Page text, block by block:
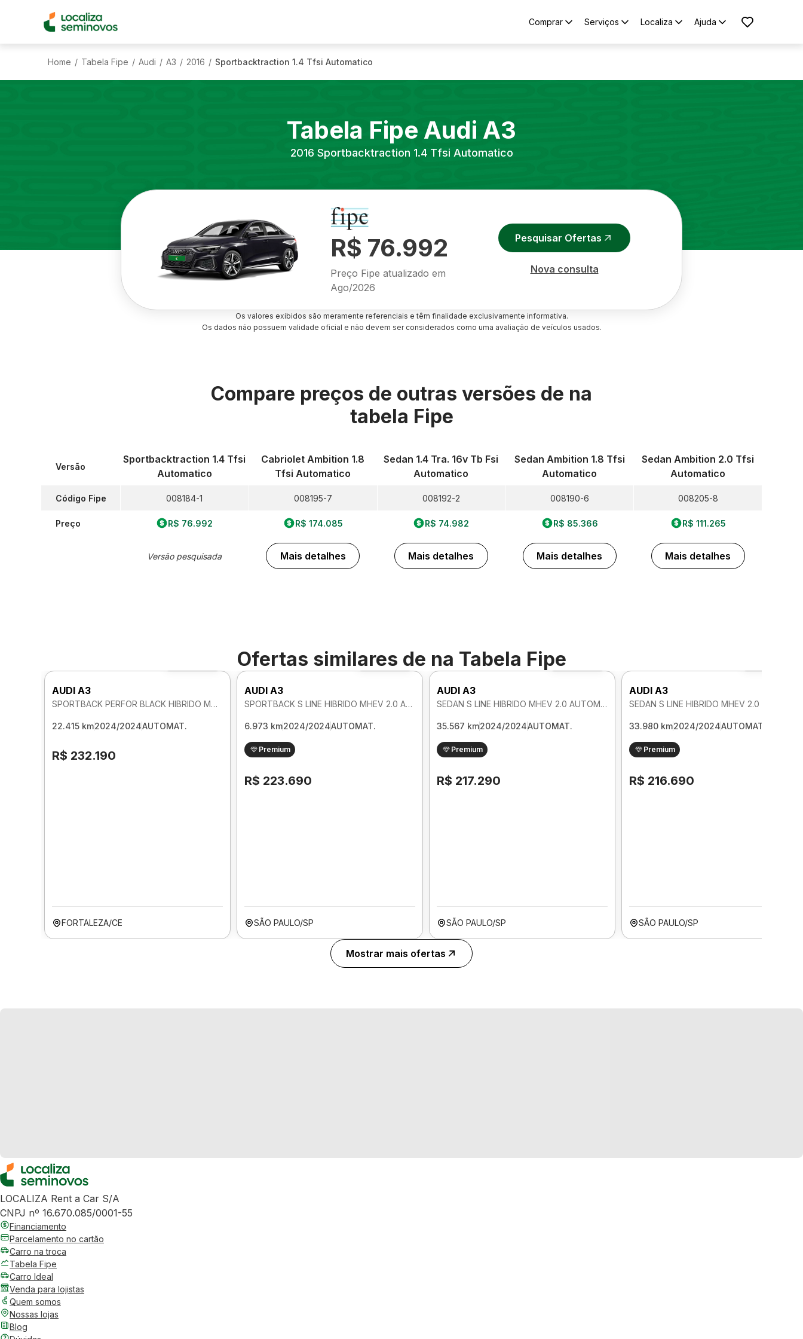
Comprar Serviços Localiza Ajuda
Home / Tabela Fipe / Audi / A3 / 2016 / Sportbacktraction 1.4 Tfsi Automatico
Tabela Fipe Audi A3
2016 Sportbacktraction 1.4 Tfsi Automatico
R$ 76.992
Preço Fipe atualizado em
Ago/2026
Pesquisar Ofertas
Nova consulta
Os valores exibidos são meramente referenciais e têm finalidade exclusivamente informativa.
Os dados não possuem validade oficial e não devem ser considerados como uma avaliação de veículos usados.
Compare preços de outras versões de na
tabela Fipe
Versão
Código Fipe
Preço
Sportbacktraction 1.4 Tfsi
Automatico
008184-1
R$ 76.992
Versão pesquisada
Cabriolet Ambition 1.8
Tfsi Automatico
008195-7
R$ 174.085
Mais detalhes
Sedan 1.4 Tra. 16v Tb Fsi
Automatico
008192-2
R$ 74.982
Mais detalhes
Sedan Ambition 1.8 Tfsi
Automatico
008190-6
R$ 85.366
Mais detalhes
Sedan Ambition 2.0 Tfsi
Automatico
008205-8
R$ 111.265
Mais detalhes
Ofertas similares de na Tabela Fipe
AUDI A3
SPORTBACK PERFOR BLACK HIBRIDO MHEV 2.0 AUTOMATICO
22.415 km2024/2024AUTOMAT.
R$ 232.190
FORTALEZA/CE
Foto 360º
AUDI A3
SPORTBACK S LINE HIBRIDO MHEV 2.0 AUTOMATICO
6.973 km2024/2024AUTOMAT.
Premium
R$ 223.690
SÃO PAULO/SP
Foto 360º
AUDI A3
SEDAN S LINE HIBRIDO MHEV 2.0 AUTOMATICO
35.567 km2024/2024AUTOMAT.
Premium
R$ 217.290
SÃO PAULO/SP
AUDI A3
33.980 km2024/2024AUTOMAT.
Premium
R$ 216.690
SÃO PAULO/SP
Mostrar mais ofertas
LOCALIZA Rent a Car S/A
CNPJ nº 16.670.085/0001-55
Financiamento
Parcelamento no cartão
Carro na troca
Tabela Fipe
Carro Ideal
Venda para lojistas
Quem somos
Nossas lojas
Blog